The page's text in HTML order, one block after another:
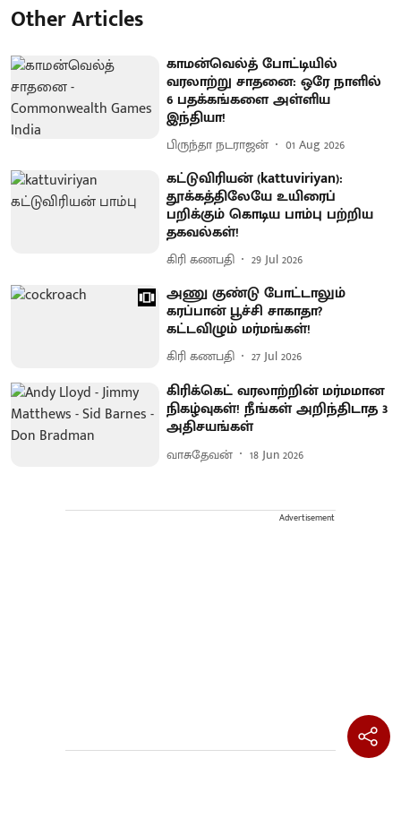
Other Articles
காமன்வெல்த் போட்டியில்
வரலாற்று சாதனை: ஒரே நாளில்
6 பதக்கங்களை அள்ளிய
இந்தியா!
பிருந்தா நடராஜன் 01 Aug 2026
கட்டுவிரியன் (kattuviriyan):
தூக்கத்திலேயே உயிரைப்
பறிக்கும் கொடிய பாம்பு பற்றிய
தகவல்கள்!
கிரி கணபதி 29 Jul 2026
அணு குண்டு போட்டாலும்
கரப்பான் பூச்சி சாகாதா?
கட்டவிழும் மர்மங்கள்!
கிரி கணபதி 27 Jul 2026
கிரிக்கெட் வரலாற்றின் மர்மமான
நிகழ்வுகள்! நீங்கள் அறிந்திடாத 3
அதிசயங்கள்
வாசுதேவன் 18 Jun 2026
Advertisement